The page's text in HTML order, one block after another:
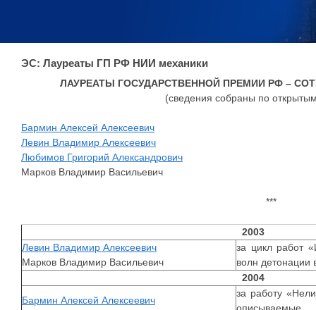
ЭС: Лауреаты ГП РФ НИИ механики
ЛАУРЕАТЫ ГОСУДАРСТВЕННОЙ ПРЕМИИ РФ –
(сведения собраны по
Бармин Алексей Алексеевич
Левин Владимир Алексеевич
Любимов Григорий Александрович
Марков Владимир Васильевич
***
2003
Левин Владимир Алексеевич
Марков Владимир Васильевич
за цикл работ
волн детонации
2004
Бармин Алексей Алексеевич
за работу